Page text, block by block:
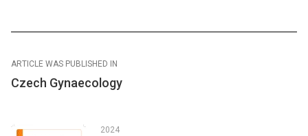
ARTICLE WAS PUBLISHED IN
Czech Gynaecology
2024